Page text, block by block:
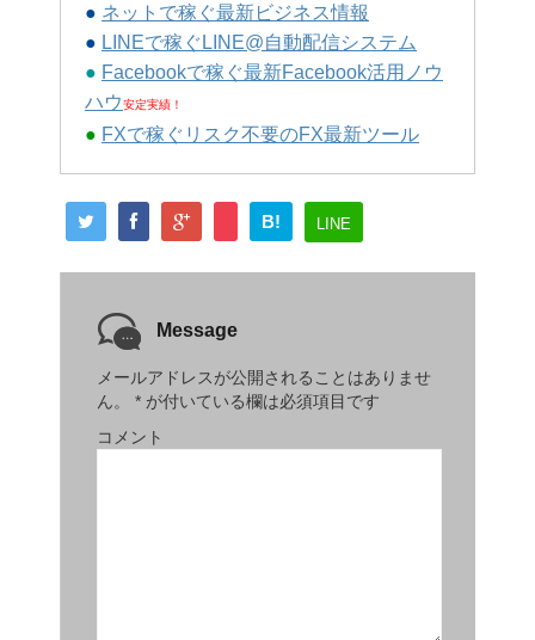
● ネットで稼ぐ最新ビジネス情報
● LINEで稼ぐLINE@自動配信システム
● Facebookで稼ぐ最新Facebook活用ノウ
ハウ安定実績！
● FXで稼ぐリスク不要のFX最新ツール
B! LINE
Message
メールアドレスが公開されることはありませ
ん。
* が付いている欄は必須項目です
コメント